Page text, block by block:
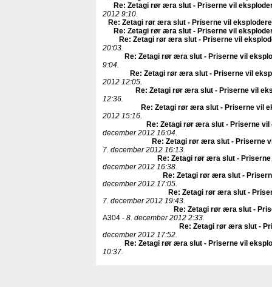
Re: Zetagi rør æra slut - Priserne vil
2012 9:10.
Re: Zetagi rør æra slut - Priserne vil
Re: Zetagi rør æra slut - Priserne vil
Re: Zetagi rør æra slut - Priserne vil
20:03.
Re: Zetagi rør æra slut - Priserne vil
9:04.
Re: Zetagi rør æra slut - Priserne vil
2012 12:05.
Re: Zetagi rør æra slut - Priserne vil
12:36.
Re: Zetagi rør æra slut - Priserne vil
2012 15:16.
Re: Zetagi rør æra slut - Priserne vil
december 2012 16:04.
Re: Zetagi rør æra slut - Priserne
7. december 2012 16:13.
Re: Zetagi rør æra slut -
december 2012 16:38.
Re: Zetagi rør æra slut -
december 2012 17:05.
Re: Zetagi rør æra slut -
7. december 2012 19:43.
Re: Zetagi rør æra slut -
A304 - 8. december 2012 2:33.
Re: Zetagi rør æra slut -
december 2012 17:52.
Re: Zetagi rør æra slut - Priserne vil
10:37.